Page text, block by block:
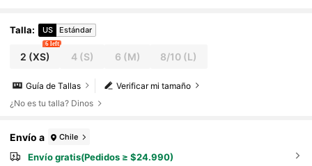
Talla: US Estándar
2 (XS)
6 left
4(S) 6 (M) 8/10 (L)
Verificar mi tamaño
Guía de Tallas
¿No es tu talla? Dinos
Envío a Chile
Envío gratis(Pedidos ≥ $24.990)